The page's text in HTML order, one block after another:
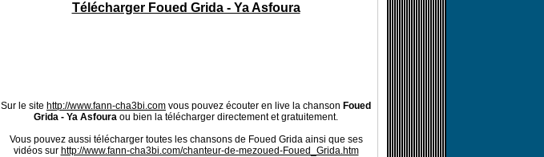
Télécharger Foued Grida - Ya Asfoura
Sur le site http://www.fann-cha3bi.com vous pouvez écouter en live la chanson Foued
Grida - Ya Asfoura ou bien la télécharger directement et gratuitement.
Vous pouvez aussi télécharger toutes les chansons de Foued Grida ainsi que ses
vidéos sur http://www.fann-cha3bi.com/chanteur-de-mezoued-Foued_Grida.htm